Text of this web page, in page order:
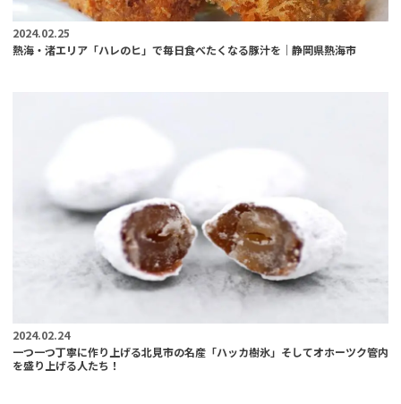
2024.02.25
熱海・渚エリア「ハレのヒ」で毎日食べたくなる豚汁を｜静岡県熱海市
2024.02.24
一つ一つ丁寧に作り上げる北見市の名産「ハッカ樹氷」そしてオホーツク管内
を盛り上げる人たち！